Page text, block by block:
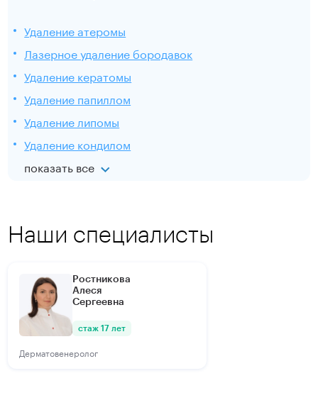
Удаление атеромы
Лазерное удаление бородавок
Удаление кератомы
Удаление папиллом
Удаление липомы
Удаление кондилом
показать все
Наши специалисты
Ростникова
Алеся
Сергеевна
стаж 17 лет
Дерматовенеролог